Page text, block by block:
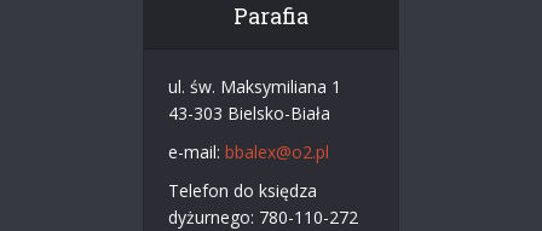
Parafia
ul. św. Maksymiliana 1
43-303 Bielsko-Biała
e-mail: bbalex@o2.pl
Telefon do księdza
dyżurnego: 780-110-272